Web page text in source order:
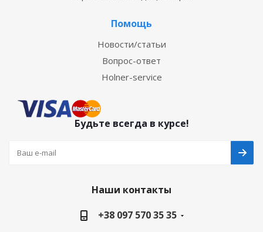
Помощь
Новости/статьи
Вопрос-ответ
Holner-service
Будьте всегда в курсе!
Наши контакты
+38 097 570 35 35